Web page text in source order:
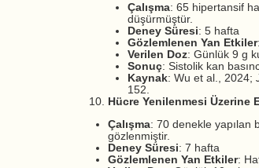
Çalışma: 65 hipertansif
düşürmüştür.
Deney Süresi: 5 hafta
Gözlemlenen Yan Etkiler
Verilen Doz: Günlük 9 g
Sonuç: Sistolik kan
Kaynak: Wu et al., 2024;
152.
Hücre Yenilenmesi Üzerine
Çalışma: 70 denekle yapılan
gözlenmiştir.
Deney Süresi: 7 hafta
Gözlemlenen Yan Etkiler: